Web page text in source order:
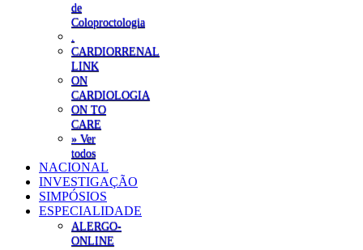
de
Coloproctologia
CARDIORRENAL
LINK
ON
CARDIOLOGIA
ON TO
CARE
» Ver
todos
NACIONAL
INVESTIGAÇÃO
SIMPÓSIOS
ESPECIALIDADE
ALERGO-
ONLINE